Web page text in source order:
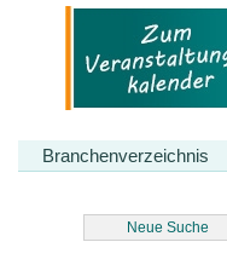
Branchenverzeichnis
Neue Suche